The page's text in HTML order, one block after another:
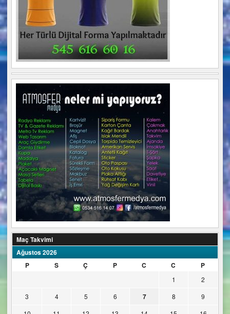
Maç Takvimi
Ağustos 2026
P
S Ç P C C P
1
2
3
4 5 6 7 8
9